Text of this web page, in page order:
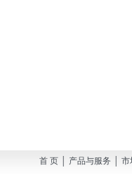
首 页 │ 产品与服务 │ 市